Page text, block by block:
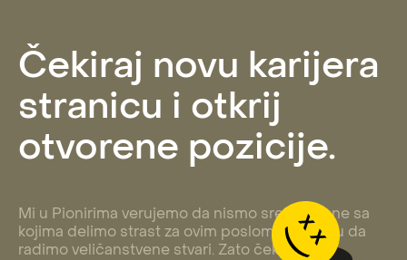
Čekiraj novu karijera
stranicu i otkrij
otvorene pozicije.
Mi u Pionirima verujemo da nismo sreli sve one sa
kojima delimo strast za ovim poslom i energiju da
radimo veličanstvene stvari. Zato čekiraj našu